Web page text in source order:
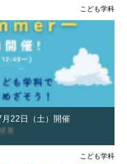
こども学科
22日（土）開催
こども学科